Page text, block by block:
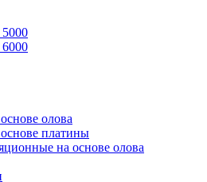
олова
платины
на основе олова